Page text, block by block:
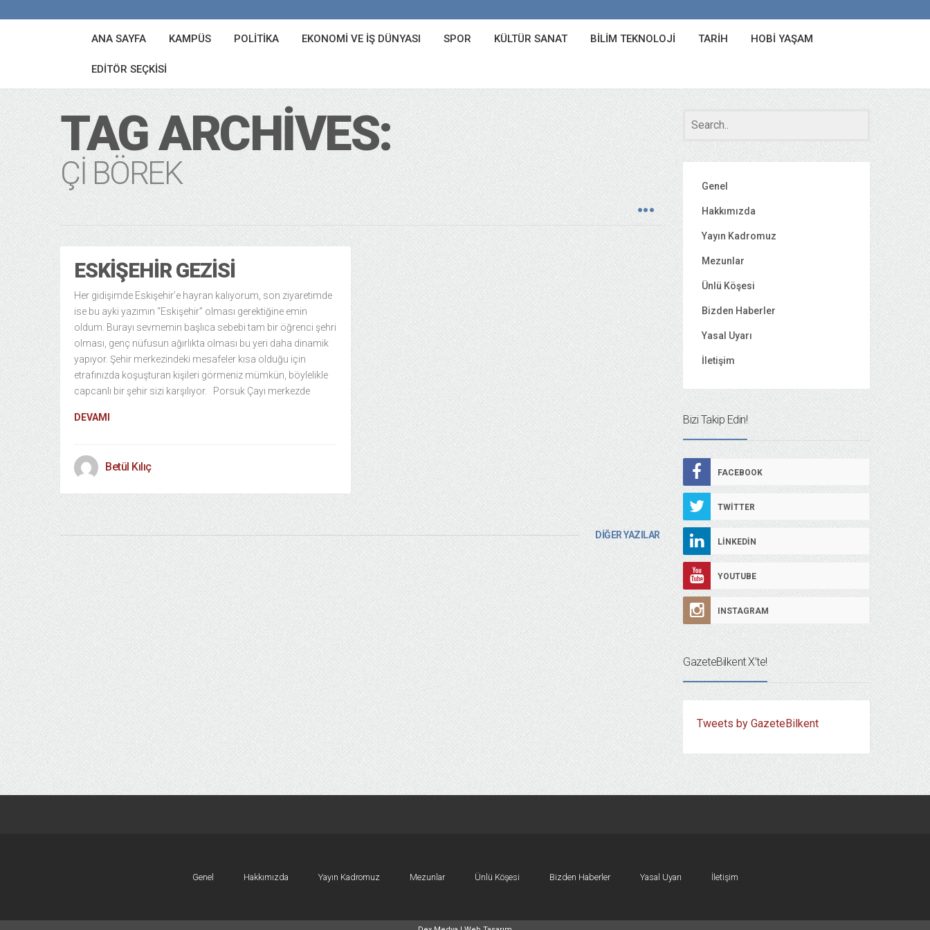
ANA SAYFA KAMPÜS POLITIKA EKONOMI VE İŞ DÜNYASI SPOR KÜLTÜR SANAT BILIM TEKNOLOJI TARIH HOBI YAŞAM
EDITÖR SEÇKISI
TAG ARCHIVES:
ÇI BÖREK
ESKIŞEHIR GEZISI
Her gidişimde Eskişehir’e hayran kalıyorum, son ziyaretimde
ise bu ayki yazımın “Eskişehir” olması gerektiğine emin
oldum. Burayı sevmemin başlıca sebebi tam bir öğrenci şehri
olması, genç nüfusun ağırlıkta olması bu yeri daha dinamik
yapıyor. Şehir merkezindeki mesafeler kısa olduğu için
etrafınızda koşuşturan kişileri görmeniz mümkün, böylelikle
capcanlı bir şehir sizi karşılıyor. Porsuk Çayı merkezde
DEVAMI
Betül Kılıç
DİĞER YAZILAR
Genel
Hakkımızda
Yayın Kadromuz
Mezunlar
Ünlü Köşesi
Bizden Haberler
Yasal Uyarı
İletişim
Bizi Takip Edin!
FACEBOOK
TWITTER
LINKEDIN
YOUTUBE
INSTAGRAM
GazeteBilkent X’te!
Tweets by GazeteBilkent
Genel Hakkımızda Yayın Kadromuz Mezunlar Ünlü Köşesi Bizden Haberler Yasal Uyarı İletişim